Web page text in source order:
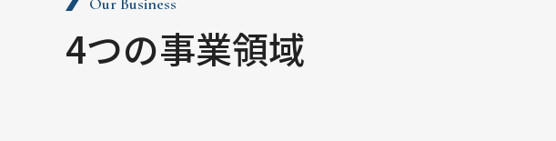
4つの事業領域